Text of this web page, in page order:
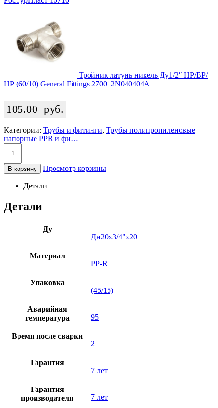
Тройник латунь никель Ду1/2″ НР/ВР/
НР (60/10) General Fittings 270012N040404A
105.00 руб.
Категории: Трубы и фитинги, Трубы полипропиленовые
напорные PPR и фи…
В корзину Просмотр корзины
Детали
Детали
Ду
Дн20х3/4"х20
Материал
PP-R
Упаковка
(45/15)
Аварийная
температура
95
Время после сварки
2
Гарантия
7 лет
Гарантия
производителя
7 лет